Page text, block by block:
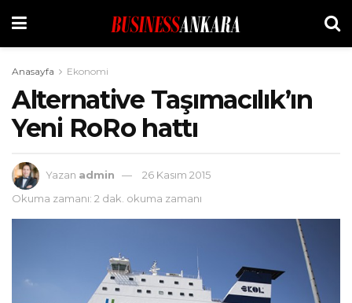
Anasayfa Ekonomi
Alternative Taşımacılık’ın
Yeni RoRo hattı
Yazan admin
26 Kasım 2015
Okuma zamanı: 2 dak. okuma zamanı